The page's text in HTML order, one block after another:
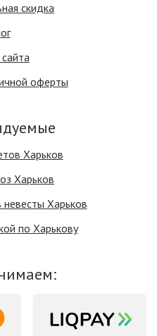
скидка
оферты
Харьков
Харьков
Харьков
по Харькову